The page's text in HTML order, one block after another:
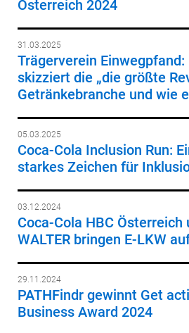
Österreich 2024
31.03.2025
Trägerverein
skizziert die „die größte
Getränkebranche und wie
05.03.2025
Coca-Cola Inclusion Run:
starkes Zeichen für
03.12.2024
Coca-Cola HBC Österreich
WALTER bringen E-LKW
29.11.2024
PATHFindr gewinnt Get
Business Award 2024